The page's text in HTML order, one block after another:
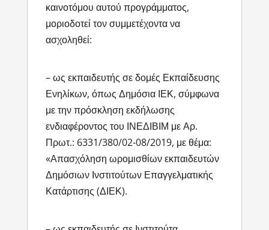
καινοτόμου αυτού προγράμματος,
μοριοδοτεί τον συμμετέχοντα να
ασχοληθεί:
– ως εκπαιδευτής σε δομές Εκπαίδευσης
Ενηλίκων, όπως Δημόσια ΙΕΚ, σύμφωνα
με την πρόσκληση εκδήλωσης
ενδιαφέροντος του ΙΝΕΔΙΒΙΜ με Αρ.
Πρωτ.: 6331/380/02-08/2019, με θέμα:
«Απασχόληση ωρομισθίων εκπαιδευτών
Δημόσιων Ινστιτούτων Επαγγελματικής
Κατάρτισης (ΔΙΕΚ).